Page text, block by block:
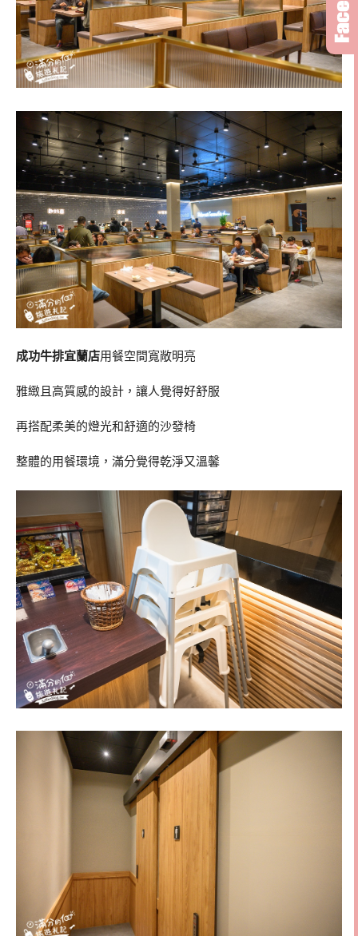
成功牛排宜蘭店用餐空間寬敞明亮
雅緻且高質感的設計，讓人覺得好舒服
再搭配柔美的燈光和舒適的沙發椅
整體的用餐環境，滿分覺得乾淨又溫馨